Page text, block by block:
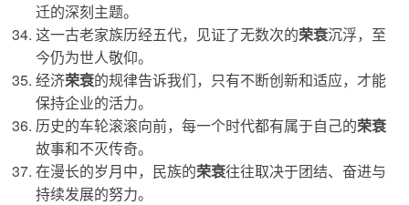
迁的深刻主题。
这一古老家族历经五代，见证了无数次的荣衰沉浮，至
今仍为世人敬仰。
经济荣衰的规律告诉我们，只有不断创新和适应，才能
保持企业的活力。
历史的车轮滚滚向前，每一个时代都有属于自己的荣衰
故事和不灭传奇。
在漫长的岁月中，民族的荣衰往往取决于团结、奋进与
持续发展的努力。